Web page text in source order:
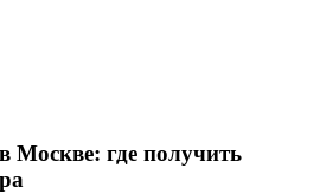
Москве: где получить